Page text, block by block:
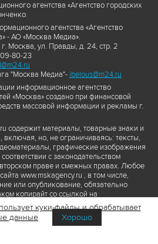
агентства «Агентство городских
агентства «Агентство
- АО «Москва Медиа».
Москва, ул. Правды, д. 24, стр. 2
80-23
"Москва Медиа"- ibelous@m24.ru
информационное агентство
«Москва» создано при финансовой
массовой информации и рекламы г.
содержит материалы, товарные знаки и
но, не ограничиваясь: тексты,
графические изображения
с законодательством
праве и смежных правах. Любое
www.mskagency.ru , в том числе,
или опубликование, обязательно
копирайт со ссылкой на
Медиа», а также гиперссылкой на сайт
информации. Переработка
не допускается.
куки-файлы и обрабатывает
данные
Хорошо